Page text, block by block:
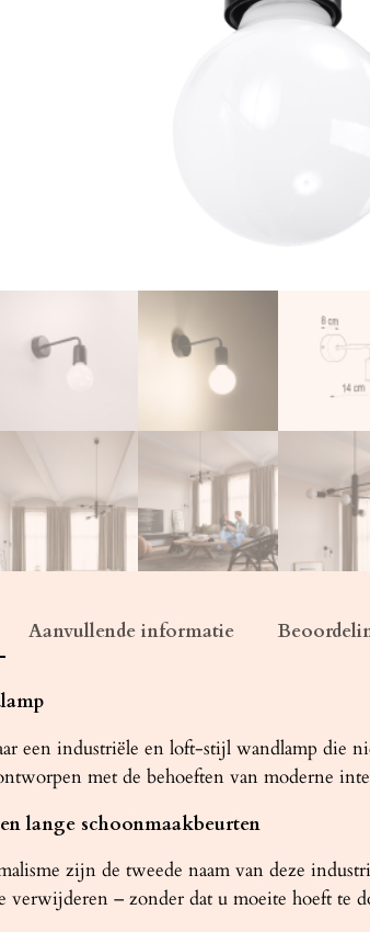
Aanvullende informatie
een industriële en loft-stijl wandlamp die
met de behoeften van moderne
lange schoonmaakbeurten
zijn de tweede naam van deze
verwijderen – zonder dat u moeite hoeft te